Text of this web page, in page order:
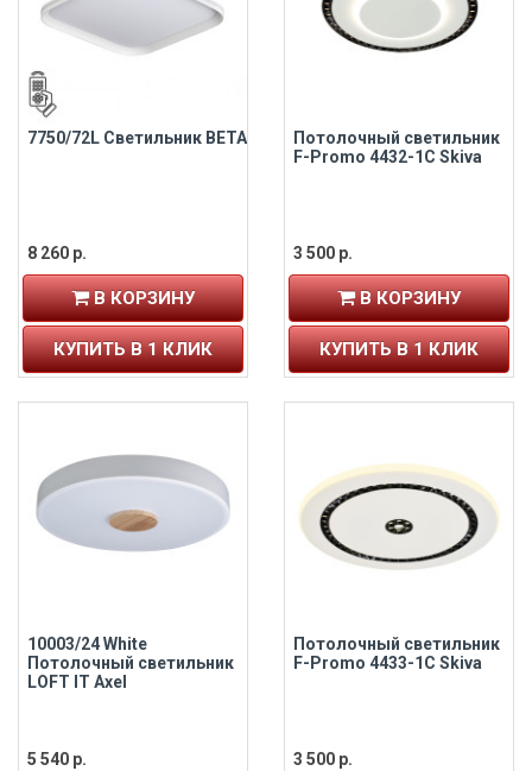
7750/72L Светильник BETA
8 260 р.
В КОРЗИНУ
КУПИТЬ В 1 КЛИК
Потолочный светильник
F-Promo 4432-1C Skiva
3 500 р.
В КОРЗИНУ
КУПИТЬ В 1 КЛИК
10003/24 White
Потолочный светильник
LOFT IT Axel
5 540 р.
Потолочный светильник
F-Promo 4433-1C Skiva
3 500 р.